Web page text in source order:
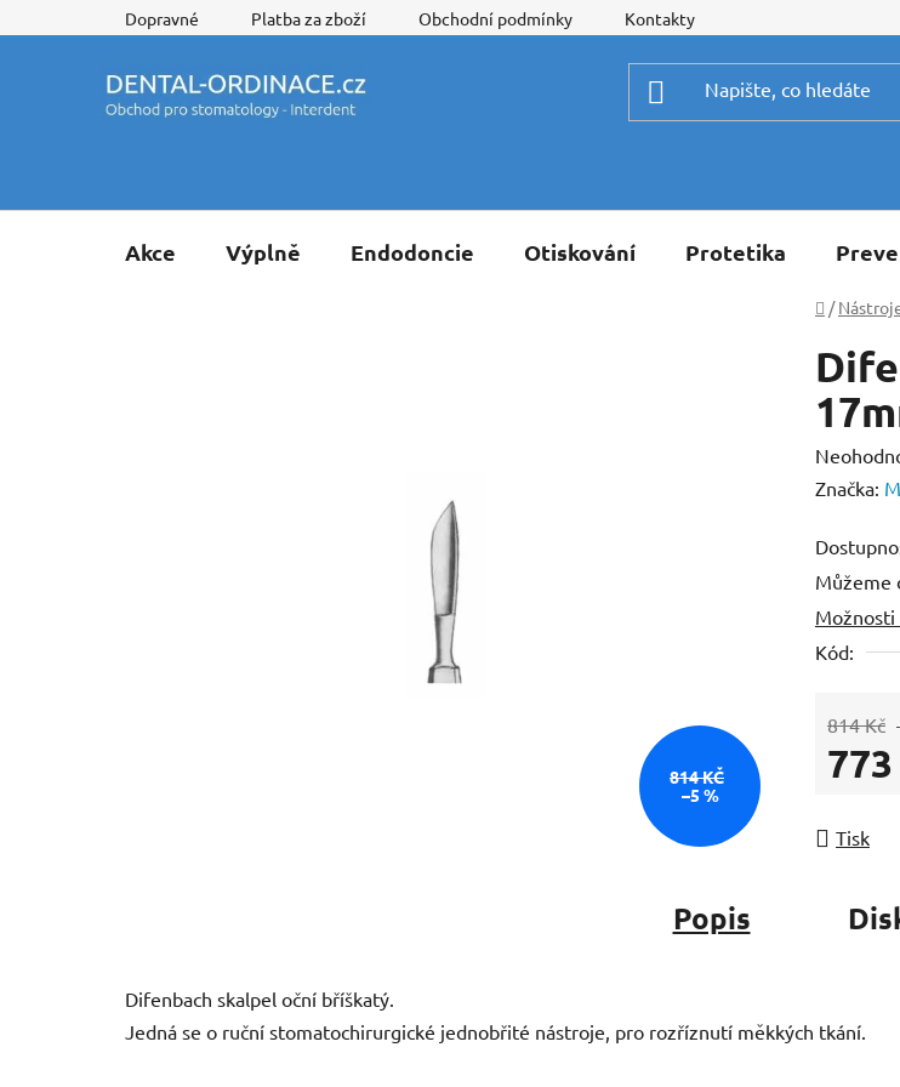
na
Dopravné Platba za zboží Obchodní podmínky Kontakty
Akce Výplně Endodoncie Otiskování Protetika
Domů
/
Průměrné
je
0,0
z
5
Značka:
Můžeme
Kód:
814 Kč
Tisk
814 KČ
–5 %
Popis
Difenbach skalpel oční bříškatý.
Jedná se o ruční stomatochirurgické jednobřité nástroje, pro rozříznutí měkkých tkání.